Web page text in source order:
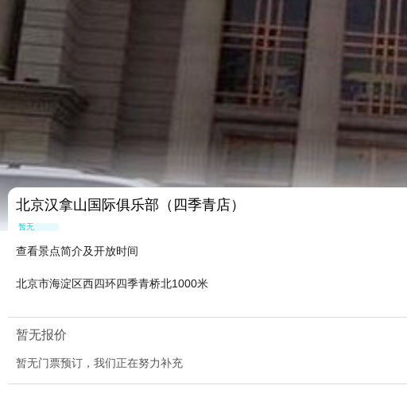
北京汉拿山国际俱乐部（四季青店）
暂无点评
查看景点简介及开放时间
北京市海淀区西四环四季青桥北1000米
暂无报价
暂无门票预订，我们正在努力补充